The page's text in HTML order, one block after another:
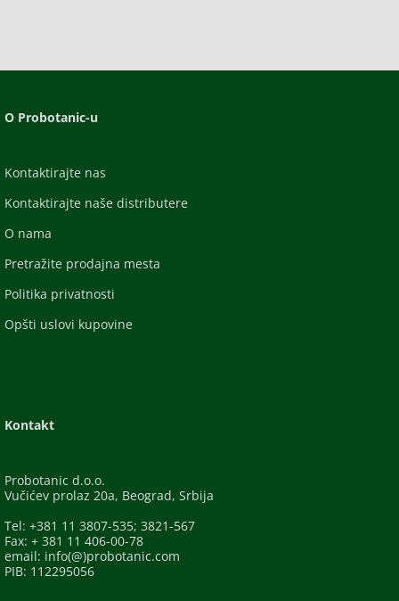
O Probotanic-u
Kontaktirajte nas
Kontaktirajte naše distributere
O nama
Pretražite prodajna mesta
Politika privatnosti
Opšti uslovi kupovine
Kontakt
Probotanic d.o.o.
Vučićev prolaz 20a, Beograd, Srbija
Tel: +381 11 3807-535; 3821-567
Fax: + 381 11 406-00-78
email: info(@)probotanic.com
PIB: 112295056